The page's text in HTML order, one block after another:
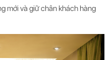
mới và giữ chân khách hàng